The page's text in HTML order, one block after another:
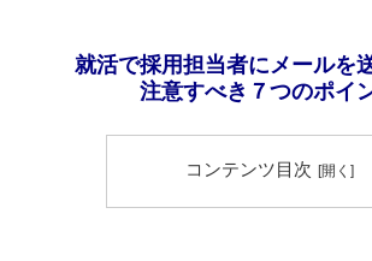
就活で採用担当者にメールを
注意すべき７つのポイ
コンテンツ目次